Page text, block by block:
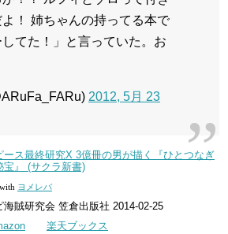
！ 姉ちゃんの持ってる本で
てた！」と言っていた。お
2012, 5月 23
ース最終研究X 3億冊の男が描く『ひとつなぎ
宝』 (サクラ新書)
ヨメレバ
海賊研究会 笠倉出版社 2014-02-25
楽天ブックス